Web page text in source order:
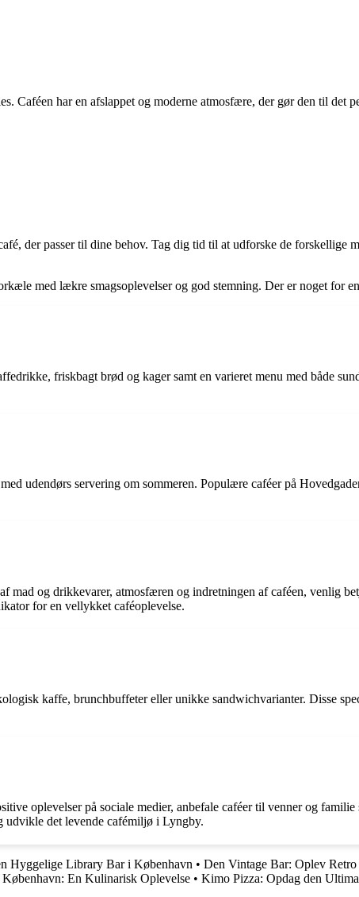
har en afslappet og moderne atmosfære, der gør den til det
der passer til dine behov. Tag dig tid til at udforske de forskellige
med lækre smagsoplevelser og god stemning. Der er noget for
friskbagt brød og kager samt en varieret menu med både
udendørs servering om sommeren. Populære caféer på
og drikkevarer, atmosfæren og indretningen af caféen, venlig
for en vellykket caféoplevelse.
kaffe, brunchbuffeter eller unikke sandwichvarianter. Disse
oplevelser på sociale medier, anbefale caféer til venner og familie
udvikle det levende cafémiljø i Lyngby.
Hyggelige Library Bar i København • Den Vintage Bar: Oplev Retro
En Kulinarisk Oplevelse • Kimo Pizza: Opdag den